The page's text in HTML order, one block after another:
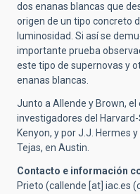
dos enanas blancas que
origen de un tipo concreto
luminosidad. Si así se
importante prueba
este tipo de supernovas y
enanas blancas.
Junto a Allende y Brown,
investigadores del
Kenyon, y por J.J. Hermes
Tejas, en Austin.
Contacto e información
Prieto (callende [at] iac.es